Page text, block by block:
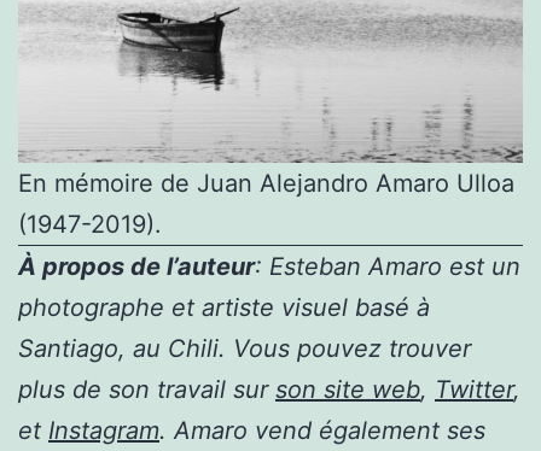
En mémoire de Juan Alejandro Amaro Ulloa
(1947-2019).
À propos de l’auteur: Esteban Amaro est un
photographe et artiste visuel basé à
Santiago, au Chili. Vous pouvez trouver
plus de son travail sur son site web, Twitter,
et Instagram. Amaro vend également ses